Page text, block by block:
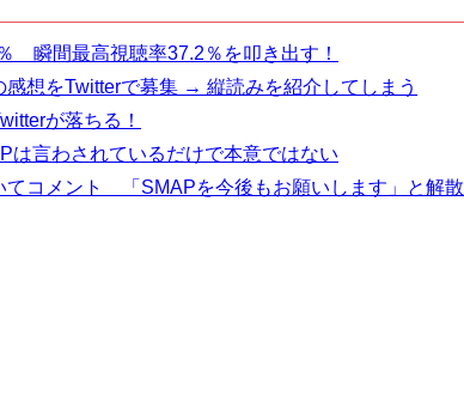
瞬間最高視聴率37.2％を叩き出す！
感想をTwitterで募集 → 縦読みを紹介してしまう
が落ちる！
言わされているだけで本意ではない
てコメント 「SMAPを今後もお願いします」と解散